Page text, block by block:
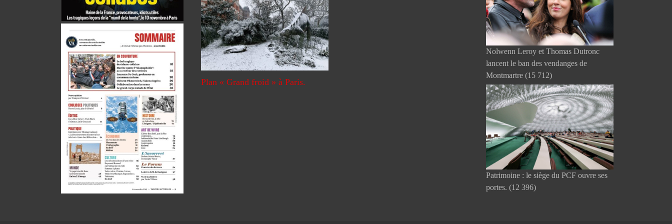
Plan « Grand froid » à Paris.
Nolwenn Leroy et Thomas Dutronc
lancent le ban des vendanges de
Montmartre (15 712)
Patrimoine : le siège du PCF ouvre ses
portes. (12 396)